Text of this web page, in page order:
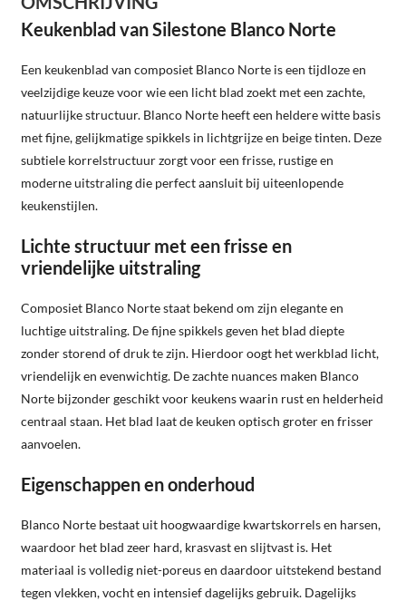
Keukenblad van Silestone Blanco Norte
Een keukenblad van composiet Blanco Norte is een tijdloze en
veelzijdige keuze voor wie een licht blad zoekt met een zachte,
natuurlijke structuur. Blanco Norte heeft een heldere witte basis
met fijne, gelijkmatige spikkels in lichtgrijze en beige tinten. Deze
subtiele korrelstructuur zorgt voor een frisse, rustige en
moderne uitstraling die perfect aansluit bij uiteenlopende
keukenstijlen.
Lichte structuur met een frisse en
vriendelijke uitstraling
Composiet Blanco Norte staat bekend om zijn elegante en
luchtige uitstraling. De fijne spikkels geven het blad diepte
zonder storend of druk te zijn. Hierdoor oogt het werkblad licht,
vriendelijk en evenwichtig. De zachte nuances maken Blanco
Norte bijzonder geschikt voor keukens waarin rust en helderheid
centraal staan. Het blad laat de keuken optisch groter en frisser
aanvoelen.
Eigenschappen en onderhoud
Blanco Norte bestaat uit hoogwaardige kwartskorrels en harsen,
waardoor het blad zeer hard, krasvast en slijtvast is. Het
materiaal is volledig niet-poreus en daardoor uitstekend bestand
tegen vlekken, vocht en intensief dagelijks gebruik. Dagelijks